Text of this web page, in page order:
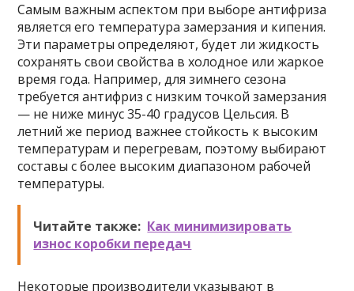
Самым важным аспектом при выборе антифриза
является его температура замерзания и кипения.
Эти параметры определяют, будет ли жидкость
сохранять свои свойства в холодное или жаркое
время года. Например, для зимнего сезона
требуется антифриз с низким точкой замерзания
— не ниже минус 35-40 градусов Цельсия. В
летний же период важнее стойкость к высоким
температурам и перегревам, поэтому выбирают
составы с более высоким диапазоном рабочей
температуры.
Читайте также: Как минимизировать
износ коробки передач
Некоторые производители указывают в